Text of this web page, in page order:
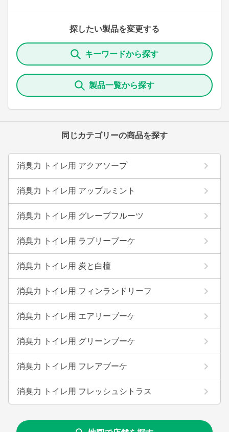
探したい製品を変更する
キーワードから探す
製品一覧から探す
同じカテゴリーの商品を探す
消臭力 トイレ用 アクアソープ
消臭力 トイレ用 アップルミント
消臭力 トイレ用 グレープフルーツ
消臭力 トイレ用 ラブリーブーケ
消臭力 トイレ用 炭と白檀
消臭力 トイレ用 フィンランドリーフ
消臭力 トイレ用 エアリーブーケ
消臭力 トイレ用 グリーンブーケ
消臭力 トイレ用 フレアブーケ
消臭力 トイレ用 フレッシュシトラス